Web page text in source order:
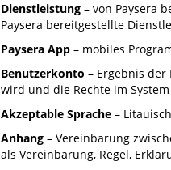
Dienstleistung – von Paysera
Paysera bereitgestellte
Paysera App – mobiles
Benutzerkonto – Ergebnis
wird und die Rechte im
Akzeptable Sprache –
Anhang – Vereinbarung
als Vereinbarung, Regel,